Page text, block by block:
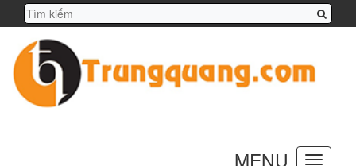
Toggle
MENU